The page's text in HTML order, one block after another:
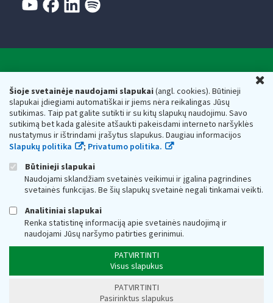
Šioje svetainėje naudojami slapukai(angl. cookies). Būtinieji
slapukai įdiegiami automatiškai ir jiems nėra reikalingas Jūsų
sutikimas. Taip pat galite sutikti ir su kitų slapukų naudojimu. Savo
sutikimą bet kada galėsite atšaukti pakeisdami interneto naršyklės
nustatymus ir ištrindami įrašytus slapukus. Daugiau informacijos
Slapukų politika
; Privatumo politika.
Būtinieji slapukai
Naudojami sklandžiam svetainės veikimui ir įgalina pagrindines
svetainės funkcijas. Be šių slapukų svetainė negali tinkamai veikti.
Analitiniai slapukai
Renka statistinę informaciją apie svetainės naudojimą ir
naudojami Jūsų naršymo patirties gerinimui.
PATVIRTINTI
Visus slapukus
PATVIRTINTI
Pasirinktus slapukus
Valstybinė mokesčių inspekcija prie Lietuvos
Respublikos finansų ministerijos
Biudžetinė įstaiga. Juridinio asmens kodas — 188659752,
adresas: Vasario 16-osios g. 14, 01107 Vilnius, Lietuva, el.paštas:
vmi@vmi.lt, E. pristatymo dėžutės adresas 188659752
Duomenys apie Valstybinę mokesčių inspekciją prie Lietuvos
Respublikos finansų ministerijos kaupiami ir saugomi Juridinių